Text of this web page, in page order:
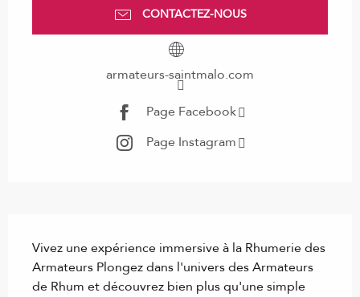
CONTACTEZ-NOUS
armateurs-saintmalo.com
Page Facebook
Page Instagram
Vivez une expérience immersive à la Rhumerie des
Armateurs Plongez dans l'univers des Armateurs
de Rhum et découvrez bien plus qu'une simple